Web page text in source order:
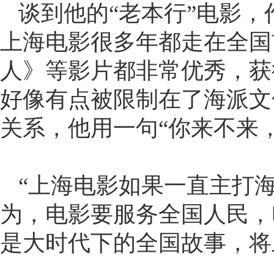
谈到他的“老本行”电影
上海电影很多年都走在全
人》等影片都非常优秀，
好像有点被限制在了海派
关系，他用一句“你来不来
“上海电影如果一直主打
为，电影要服务全国人民
是大时代下的全国故事，